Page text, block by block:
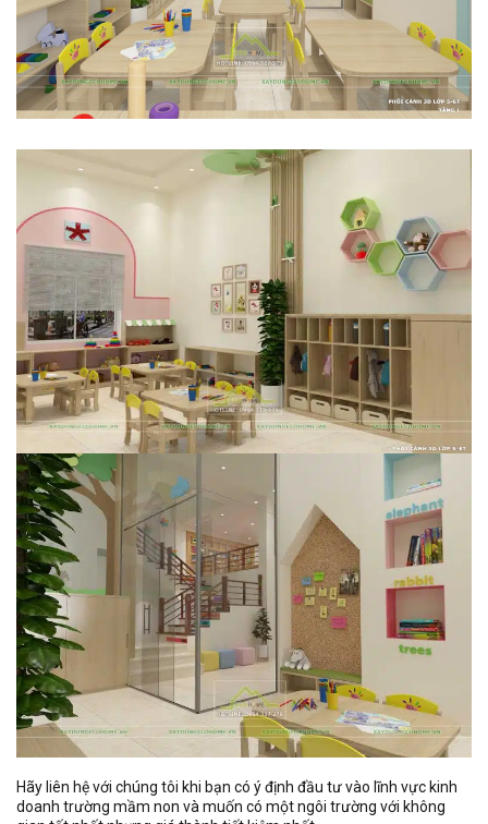
Hãy liên hệ với chúng tôi khi bạn có ý định đầu tư vào lĩnh vực kinh
doanh trường mầm non và muốn có một ngôi trường với không